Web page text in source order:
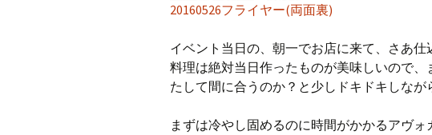
20160526フライヤー(両面裏)
イベント当日の、朝一でお店に来て、さあ仕
料理は絶対当日作ったものが美味しいので
たして間に合うのか？と少しドキドキしなが
まずは冷やし固めるのに時間がかかるアヴ